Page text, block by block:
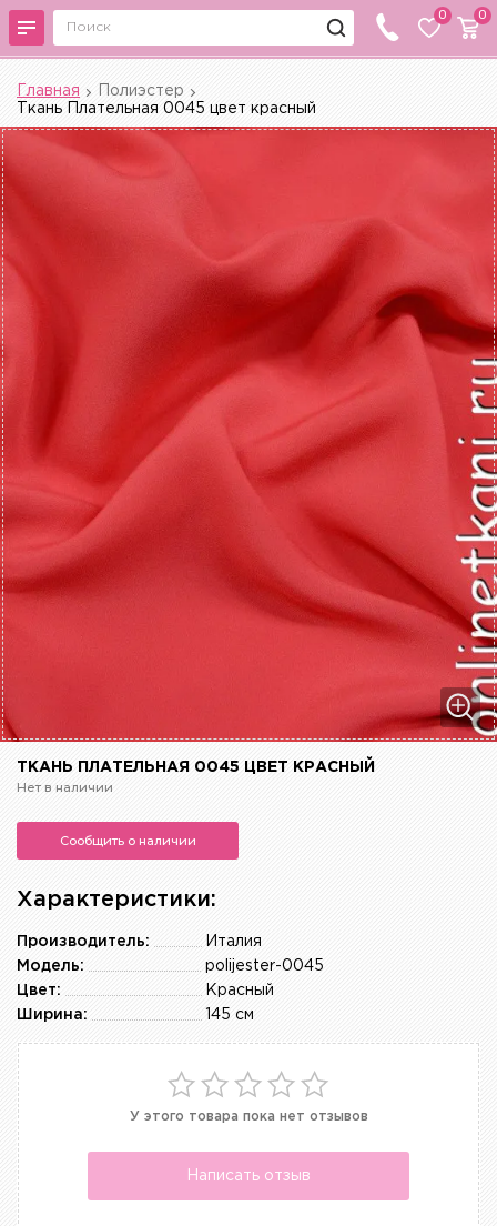
0 0
Главная
Полиэстер
Ткань Плательная 0045 цвет красный
ТКАНЬ ПЛАТЕЛЬНАЯ 0045 ЦВЕТ КРАСНЫЙ
Нет в наличии
Сообщить о наличии
Характеристики:
Италия
Производитель:
polijester-0045
Модель:
Красный
Цвет:
145 см
Ширина:
У этого товара пока нет отзывов
Написать отзыв